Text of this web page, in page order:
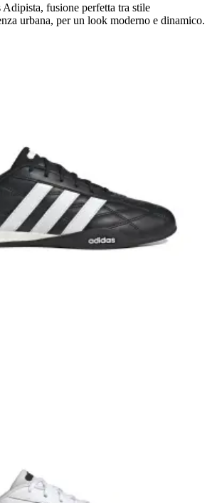
Adipista, fusione perfetta tra stile
urbana, per un look moderno e dinamico.